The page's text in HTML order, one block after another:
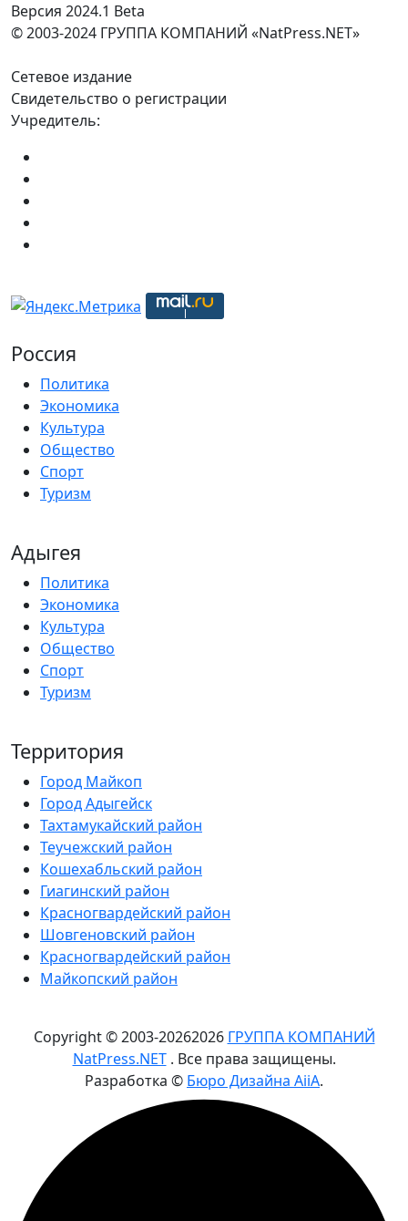
Версия 2024.1 Beta
© 2003-2024 ГРУППА КОМПАНИЙ «NatPress.NET»
Сетевое издание
Свидетельство о регистрации
Учредитель:
Россия
Политика
Экономика
Культура
Общество
Спорт
Туризм
Адыгея
Политика
Экономика
Культура
Общество
Спорт
Туризм
Территория
Город Майкоп
Город Адыгейск
Тахтамукайский район
Теучежский район
Кошехабльский район
Гиагинский район
Красногвардейский район
Шовгеновский район
Красногвардейский район
Майкопский район
Copyright © 2003-20262026 ГРУППА КОМПАНИЙ
NatPress.NET. Все права защищены.
Разработка © Бюро Дизайна AiiA.